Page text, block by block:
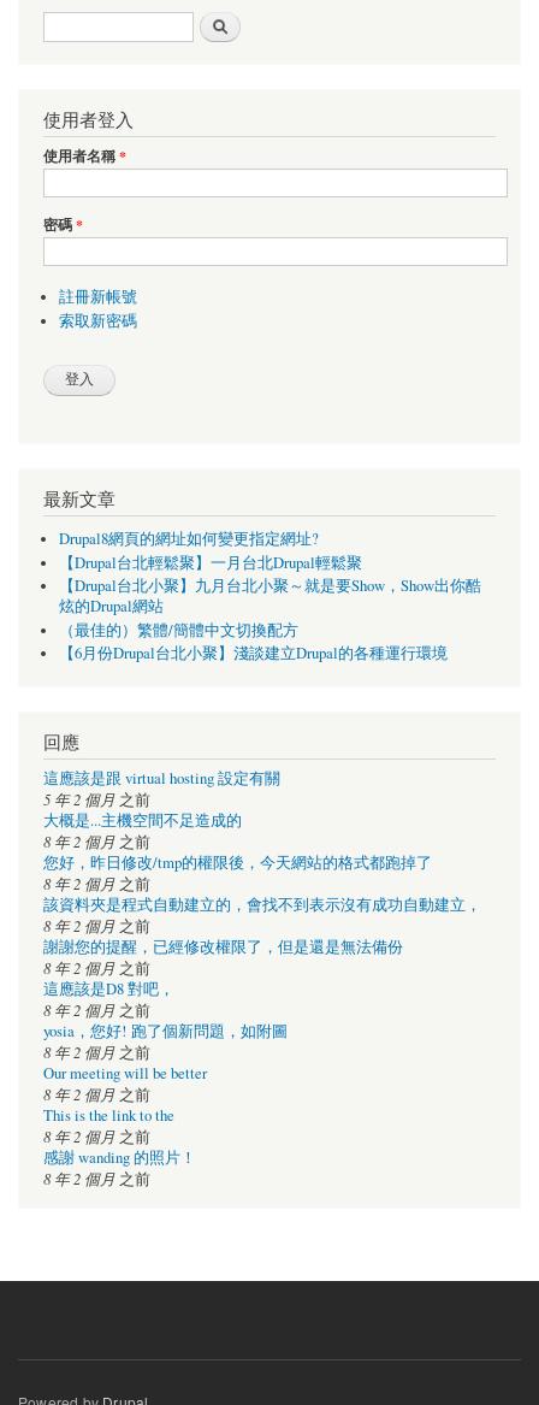
搜尋表單
使用者登入
使用者名稱*
密碼*
註冊新帳號
索取新密碼
最新文章
Drupal8網頁的網址如何變更指定網址?
【Drupal台北輕鬆聚】一月台北Drupal輕鬆聚
【Drupal台北小聚】九月台北小聚～就是要Show，Show出你酷
炫的Drupal網站
（最佳的）繁體/簡體中文切換配方
【6月份Drupal台北小聚】淺談建立Drupal的各種運行環境
回應
這應該是跟 virtual hosting 設定有關
5 年 2 個月 之前
大概是...主機空間不足造成的
8 年 2 個月 之前
您好，昨日修改/tmp的權限後，今天網站的格式都跑掉了
8 年 2 個月 之前
該資料夾是程式自動建立的，會找不到表示沒有成功自動建立，
8 年 2 個月 之前
謝謝您的提醒，已經修改權限了，但是還是無法備份
8 年 2 個月 之前
這應該是D8 對吧，
8 年 2 個月 之前
yosia，您好! 跑了個新問題，如附圖
8 年 2 個月 之前
Our meeting will be better
8 年 2 個月 之前
This is the link to the
8 年 2 個月 之前
感謝 wanding 的照片！
8 年 2 個月 之前